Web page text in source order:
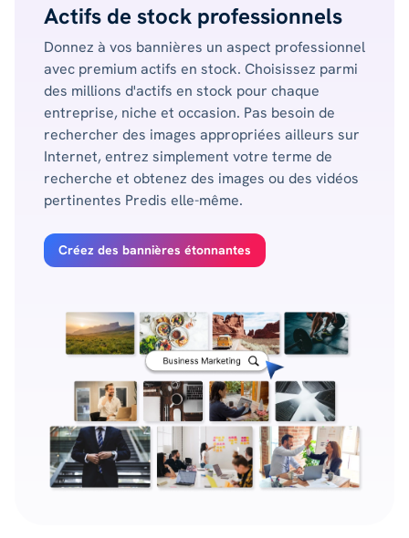
Actifs de stock professionnels
Donnez à vos bannières un aspect professionnel
avec premium actifs en stock. Choisissez parmi
des millions d'actifs en stock pour chaque
entreprise, niche et occasion. Pas besoin de
rechercher des images appropriées ailleurs sur
Internet, entrez simplement votre terme de
recherche et obtenez des images ou des vidéos
pertinentes Predis elle-même.
Créez des bannières étonnantes